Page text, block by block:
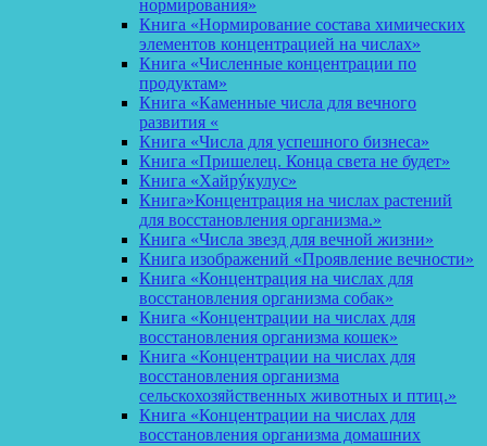
нормирования»
Книга «Нормирование состава химических
элементов концентрацией на числах»
Книга «Численные концентрации по
продуктам»
Книга «Каменные числа для вечного
развития «
Книга «Числа для успешного бизнеса»
Книга «Пришелец. Конца света не будет»
Книга «Хайрýкулус»
Книга»Концентрация на числах растений
для восстановления организма.»
Книга «Числа звезд для вечной жизни»
Книга изображений «Проявление вечности»
Книга «Концентрация на числах для
восстановления организма собак»
Книга «Концентрации на числах для
восстановления организма кошек»
Книга «Концентрации на числах для
восстановления организма
сельскохозяйственных животных и птиц.»
Книга «Концентрации на числах для
восстановления организма домашних